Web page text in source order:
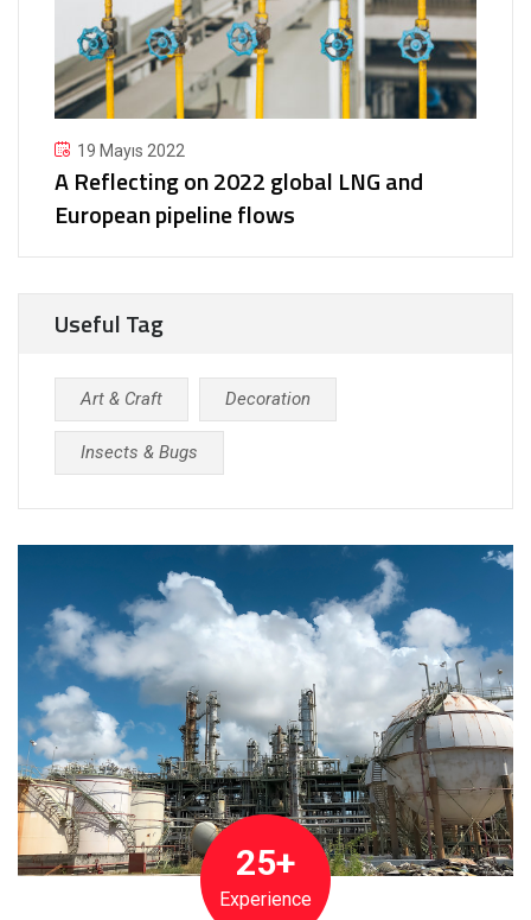
19 Mayıs 2022
A Reflecting on 2022 global LNG and
European pipeline flows
Useful Tag
Art & Craft Decoration
Insects & Bugs
25+
Experience